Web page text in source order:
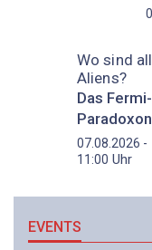
Wo sind
Aliens?
Das Fermi-
Paradoxon
07.08.2026 -
11:00 Uhr
EVENTS